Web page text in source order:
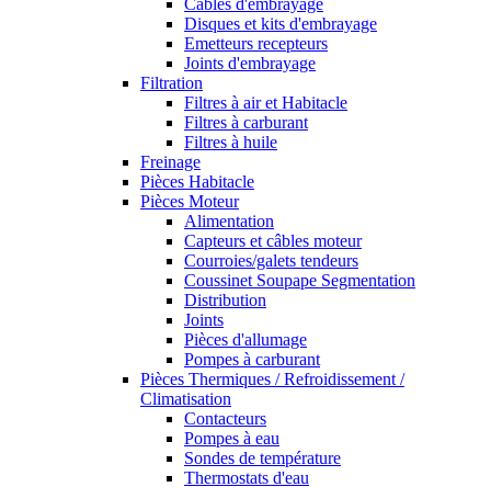
Cables d'embrayage
Disques et kits d'embrayage
Emetteurs recepteurs
Joints d'embrayage
Filtration
Filtres à air et Habitacle
Filtres à carburant
Filtres à huile
Freinage
Pièces Habitacle
Pièces Moteur
Alimentation
Capteurs et câbles moteur
Courroies/galets tendeurs
Coussinet Soupape Segmentation
Distribution
Joints
Pièces d'allumage
Pompes à carburant
Pièces Thermiques / Refroidissement /
Climatisation
Contacteurs
Pompes à eau
Sondes de température
Thermostats d'eau